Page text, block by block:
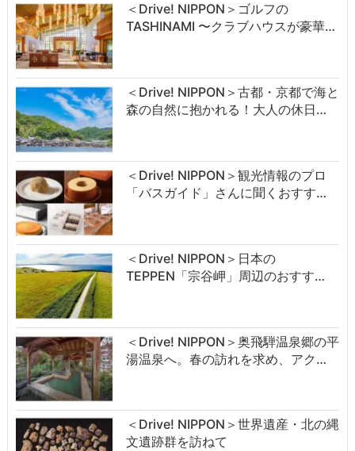
＜Drive! NIPPON＞ゴルフの
TASHINAMI 〜クラブハウスが豪華…
＜Drive! NIPPON＞古都・京都で海と
森の自然に抱かれる！大人の休日…
＜Drive! NIPPON＞観光情報のプロ
「バスガイド」さんに聞くおすす…
＜Drive! NIPPON＞日本の
TEPPEN「宗谷岬」周辺のおすす…
＜Drive! NIPPON＞奥飛騨温泉郷の平
湯温泉へ。春の訪れを求め、アク…
＜Drive! NIPPON＞世界遺産・北の縄
文遺跡群を訪ねて